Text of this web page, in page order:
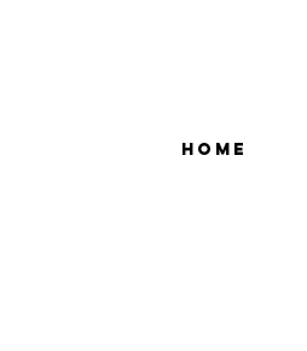
Home